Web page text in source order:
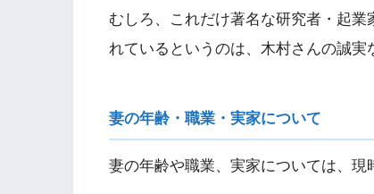
むしろ、これだけ著名な研究者・起
れているというのは、木村さんの誠実
妻の年齢・職業・実家について
妻の年齢や職業、実家については、現